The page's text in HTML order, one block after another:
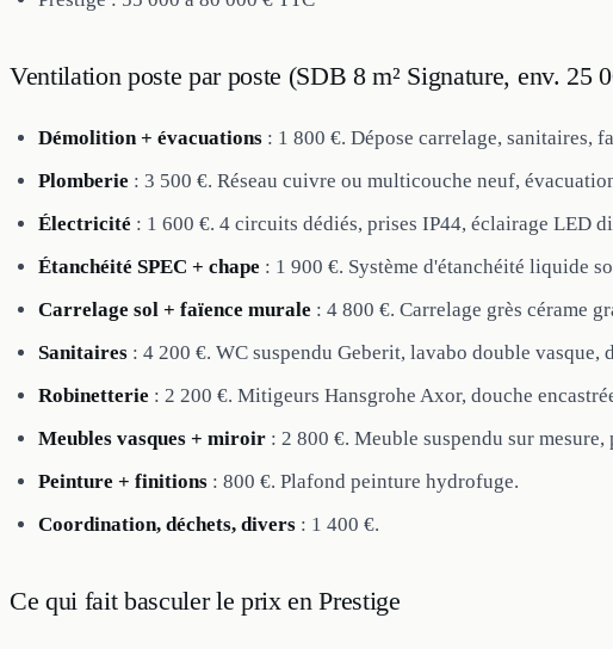
Ventilation poste par poste (SDB 8 m² Signature, env. 25
Démolition + évacuations : 1 800 €. Dépose carrelage, sanitaires,
Plomberie : 3 500 €. Réseau cuivre ou multicouche neuf,
Électricité : 1 600 €. 4 circuits dédiés, prises IP44, éclairage LED
Étanchéité SPEC + chape : 1 900 €. Système d'étanchéité liquide
Carrelage sol + faïence murale : 4 800 €. Carrelage grès cérame
Sanitaires : 4 200 €. WC suspendu Geberit, lavabo double
Robinetterie : 2 200 €. Mitigeurs Hansgrohe Axor, douche
Meubles vasques + miroir : 2 800 €. Meuble suspendu sur
Peinture + finitions : 800 €. Plafond peinture hydrofuge.
Coordination, déchets, divers : 1 400 €.
Ce qui fait basculer le prix en Prestige